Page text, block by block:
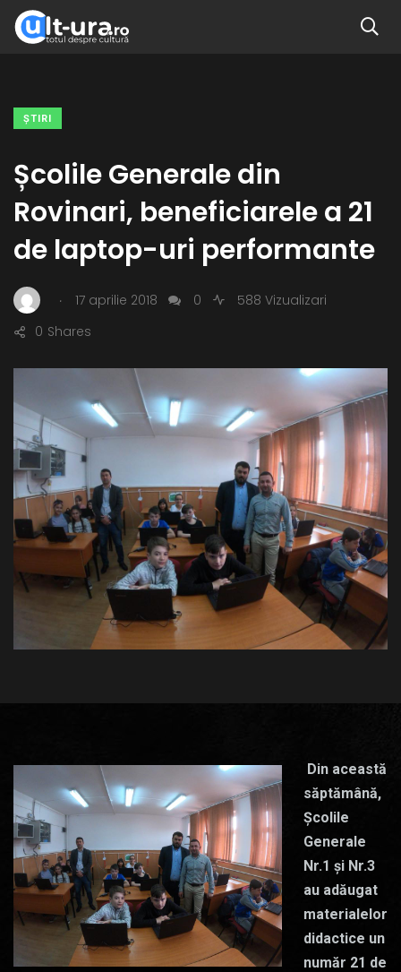
ŞTIRI
Școlile Generale din
Rovinari, beneficiarele a 21
de laptop-uri performante
. 17 aprilie 2018 0
588 Vizualizari
Shares
0
Din această
săptămână,
Școlile
Generale
Nr.1 și Nr.3
au adăugat
materialelor
didactice un
număr 21 de